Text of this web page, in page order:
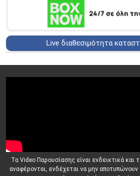
Live διαθεσιμότητα
ΚΕΝΤΡΙΚΕΣ ΑΠΟΘΗΚΕΣ
Τα Video Παρουσίασης είναι ενδεικτικά και
αναφέρονται, ενδέχεται να μην αποτυπώνουν